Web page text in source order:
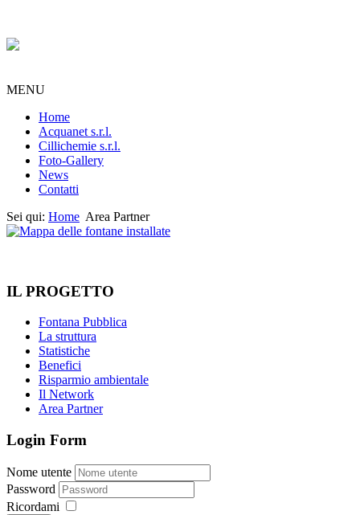
MENU
Home
Acquanet s.r.l.
Cillichemie s.r.l.
Foto-Gallery
News
Contatti
Sei qui: Home Area Partner
IL PROGETTO
Fontana Pubblica
La struttura
Statistiche
Benefici
Risparmio ambientale
Il Network
Area Partner
Login Form
Nome utente
Password
Ricordami